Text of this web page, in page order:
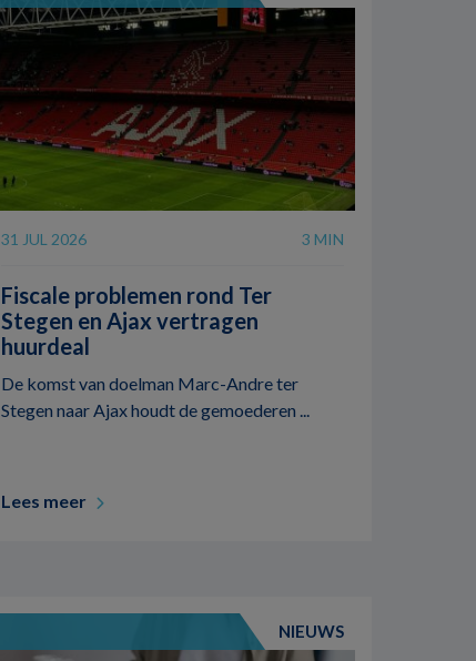
31 JUL 2026 3 MIN
Fiscale problemen rond Ter
Stegen en Ajax vertragen
huurdeal
De komst van doelman Marc-Andre ter
Stegen naar Ajax houdt de gemoederen ...
Lees meer
NIEUWS